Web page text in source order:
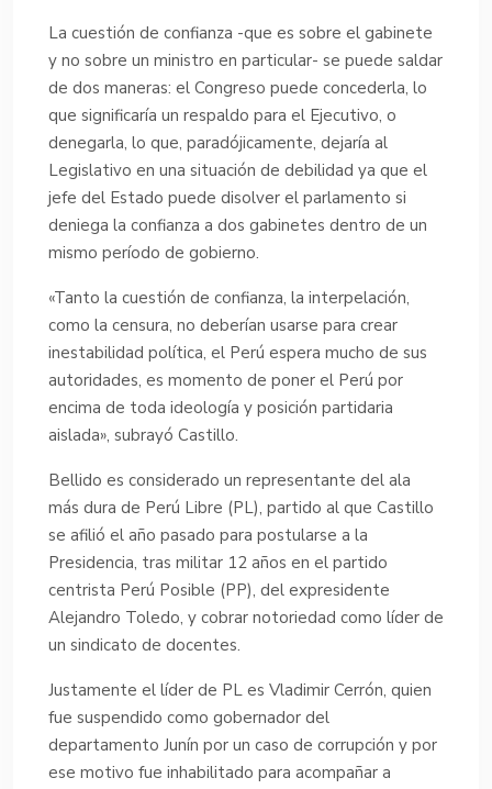
La cuestión de confianza -que es sobre el gabinete
y no sobre un ministro en particular- se puede saldar
de dos maneras: el Congreso puede concederla, lo
que significaría un respaldo para el Ejecutivo, o
denegarla, lo que, paradójicamente, dejaría al
Legislativo en una situación de debilidad ya que el
jefe del Estado puede disolver el parlamento si
deniega la confianza a dos gabinetes dentro de un
mismo período de gobierno.
«Tanto la cuestión de confianza, la interpelación,
como la censura, no deberían usarse para crear
inestabilidad política, el Perú espera mucho de sus
autoridades, es momento de poner el Perú por
encima de toda ideología y posición partidaria
aislada», subrayó Castillo.
Bellido es considerado un representante del ala
más dura de Perú Libre (PL), partido al que Castillo
se afilió el año pasado para postularse a la
Presidencia, tras militar 12 años en el partido
centrista Perú Posible (PP), del expresidente
Alejandro Toledo, y cobrar notoriedad como líder de
un sindicato de docentes.
Justamente el líder de PL es Vladimir Cerrón, quien
fue suspendido como gobernador del
departamento Junín por un caso de corrupción y por
ese motivo fue inhabilitado para acompañar a